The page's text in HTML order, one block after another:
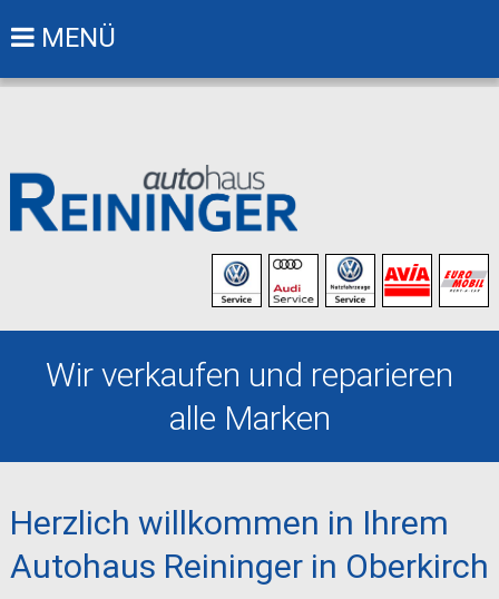
MENÜ
Wir verkaufen und reparieren
alle Marken
Herzlich willkommen in Ihrem
Autohaus Reininger in Oberkirch